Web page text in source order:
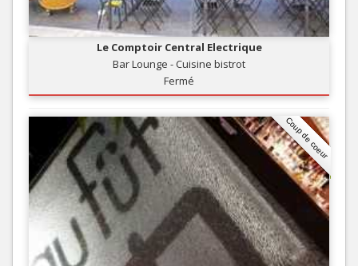
Le Comptoir Central Electrique
Bar Lounge - Cuisine bistrot
Fermé
Coup de coeur